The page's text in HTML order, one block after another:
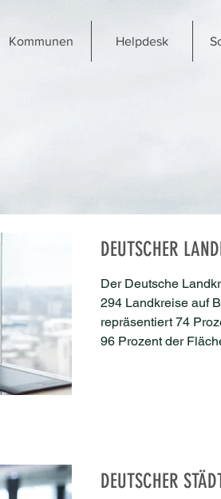
Kommunen Helpdesk
DEUTSCHER
Der Deutsche
294 Landkreise auf
repräsentiert 74
96 Prozent der
DEUTSCHER